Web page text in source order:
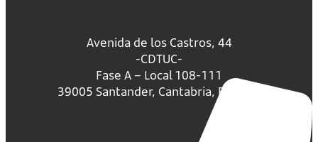
Avenida de los Castros, 44
-CDTUC-
Fase A – Local 108-111
39005 Santander, Cantabria, España.